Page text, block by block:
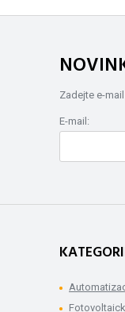
Zadejte e-
E-mail: